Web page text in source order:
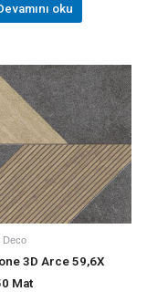
oku
Deco
3D Arce 59,6X
Mat